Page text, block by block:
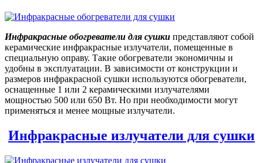
Инфракрасные обогреватели для сушки представляют собой
керамические инфракрасные излучатели, помещенные в
специальную оправу. Такие обогреватели экономичны и
удобны в эксплуатации. В зависимости от конструкции и
размеров инфракрасной сушки используются обогреватели,
оснащенные 1 или 2 керамическими излучателями
мощностью 500 или 650 Вт. Но при необходимости могут
применяться и менее мощные излучатели.
Инфракрасные излучатели для сушки